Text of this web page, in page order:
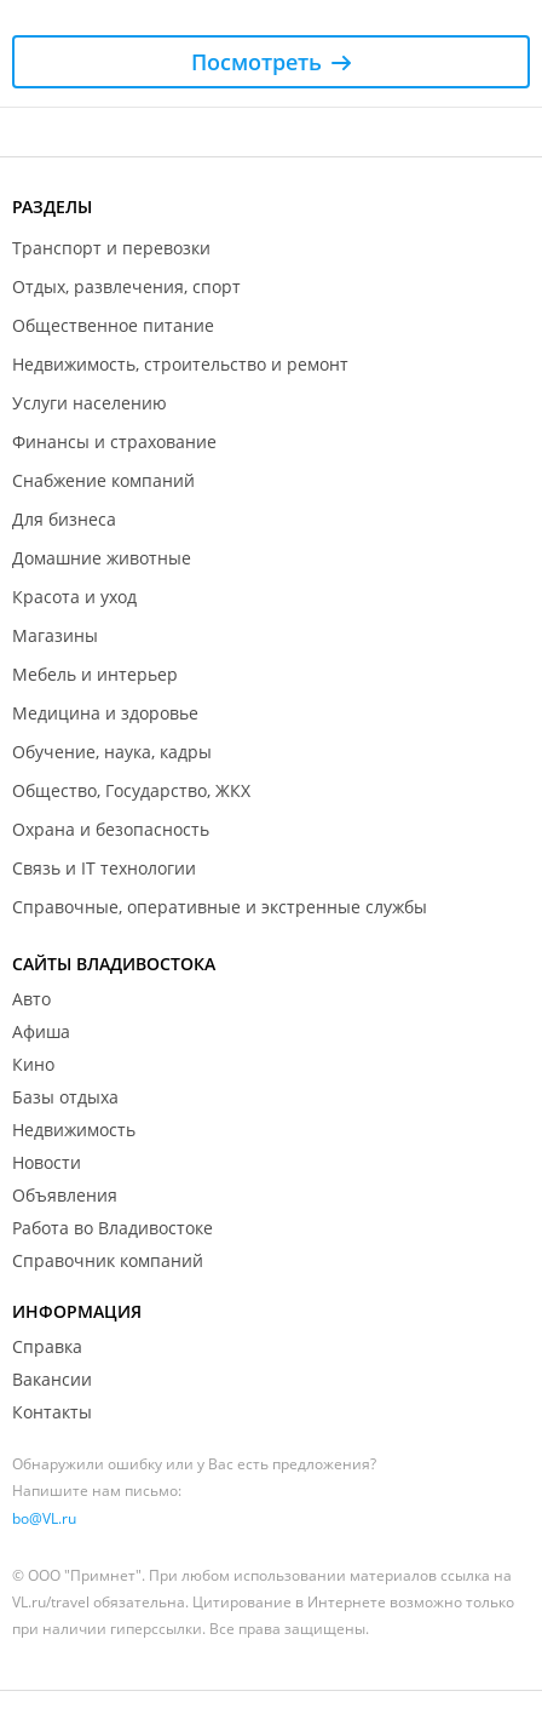
Посмотреть
РАЗДЕЛЫ
Транспорт и перевозки
Отдых, развлечения, спорт
Общественное питание
Недвижимость, строительство и ремонт
Услуги населению
Финансы и страхование
Снабжение компаний
Для бизнеса
Домашние животные
Красота и уход
Магазины
Мебель и интерьер
Медицина и здоровье
Обучение, наука, кадры
Общество, Государство, ЖКХ
Охрана и безопасность
Связь и IT технологии
Справочные, оперативные и экстренные службы
САЙТЫ ВЛАДИВОСТОКА
Авто
Афиша
Кино
Базы отдыха
Недвижимость
Новости
Объявления
Работа во Владивостоке
Справочник компаний
ИНФОРМАЦИЯ
Справка
Вакансии
Контакты
Обнаружили ошибку или у Вас есть предложения?
Напишите нам письмо:
bo@VL.ru
© ООО "Примнет". При любом использовании материалов ссылка на
VL.ru/travel обязательна. Цитирование в Интернете возможно только
при наличии гиперссылки. Все права защищены.